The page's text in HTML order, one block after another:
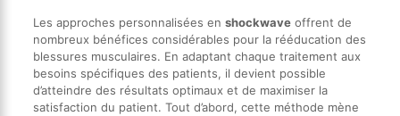
Les approches personnalisées en shockwaveoffrent de
nombreux bénéfices considérables pour la rééducation des
blessures musculaires. En adaptant chaque traitement aux
besoins spécifiques des patients, il devient possible
d’atteindre des résultats optimaux et de maximiser la
satisfaction du patient. Tout d’abord, cette méthode mène